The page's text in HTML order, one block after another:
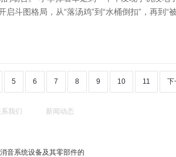
启斗图格局，从“落汤鸡”到“水桶倒扣”，再到
5 6 7 8 9 10 11 下
我们 新闻动态
音系统设备及其零部件的